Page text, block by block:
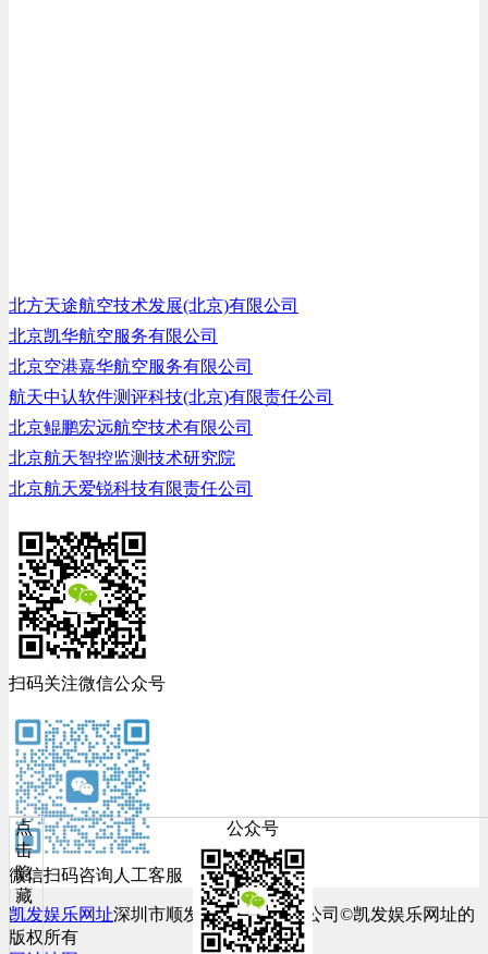
北方天途航空技术发展(北京)有限公司
北京凯华航空服务有限公司
北京空港嘉华航空服务有限公司
航天中认软件测评科技(北京)有限责任公司
北京鲲鹏宏远航空技术有限公司
北京航天智控监测技术研究院
北京航天爱锐科技有限责任公司
扫码关注微信公众号
微信扫码咨询人工客服
凯发娱乐网址深圳市顺发网络科技有限公司©凯发娱乐网址的
版权所有
点
击
隐
藏
公众号